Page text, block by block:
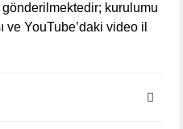
kurulumu
ve YouTube’daki video il